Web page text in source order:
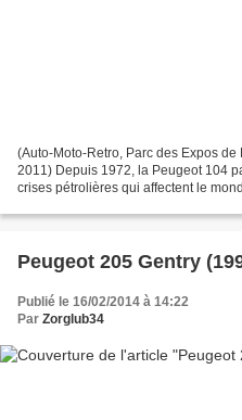
(Auto-Moto-Retro, Parc des Expos
2011) Depuis 1972, la Peugeot 104
crises pétrolières qui affectent le
Peugeot 205 Gentry
Publié le 16/02/2014 à 14:22
Par Zorglub34